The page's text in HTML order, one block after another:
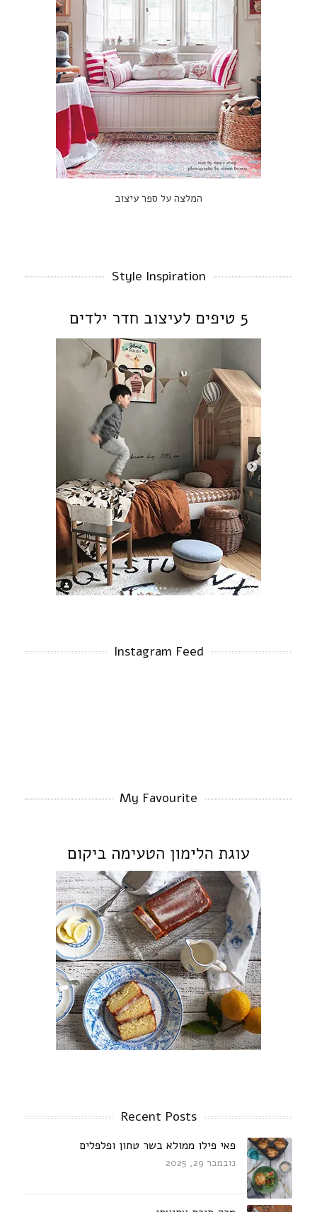
המלצה על ספר עיצוב
Style Inspiration
Instagram Feed
My Favourite
Recent Posts
פאי פילו ממולא בשר טחון ופלפלים
נובמבר 29, 2025